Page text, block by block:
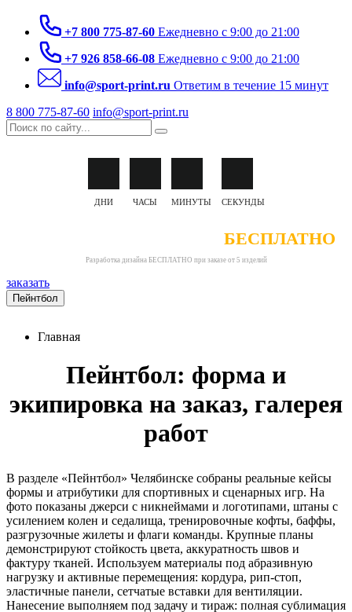
+7 800 775-87-60 Ежедневно с 9:00 до 21:00
+7 926 858-66-08 Ежедневно с 9:00 до 21:00
info@sport-print.ru Ответим в течение 15 минут
8 800 775-87-60 info@sport-print.ru
ДНИ ЧАСЫ МИНУТЫ СЕКУНДЫ
БЕСПЛАТНО
Разработка дизайна БЕСПЛАТНО при заказе от 5 изделий
заказать
Пейнтбол
Главная
Пейнтбол: форма и
экипировка на заказ, галерея
работ
В разделе «Пейнтбол» Челябинске собраны реальные кейсы
формы и атрибутики для спортивных и сценарных игр. На
фото показаны джерси с никнеймами и логотипами, штаны с
усилением колен и седалища, тренировочные кофты, баффы,
разгрузочные жилеты и флаги команды. Крупные планы
демонстрируют стойкость цвета, аккуратность швов и
фактуру тканей. Используем материалы под абразивную
нагрузку и активные перемещения: кордура, рип-стоп,
эластичные панели, сетчатые вставки для вентиляции.
Нанесение выполняем под задачу и тираж: полная сублимация